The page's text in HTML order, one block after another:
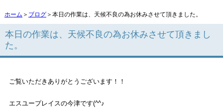
ホーム ＞ ブログ＞本日の作業は、天候不良の為お休みさせて頂きました。
本日の作業は、天候不良の為お休みさせて頂きまし
た。
ご覧いただきありがとうございます！！
エスユープレイスの今津です(^^♪